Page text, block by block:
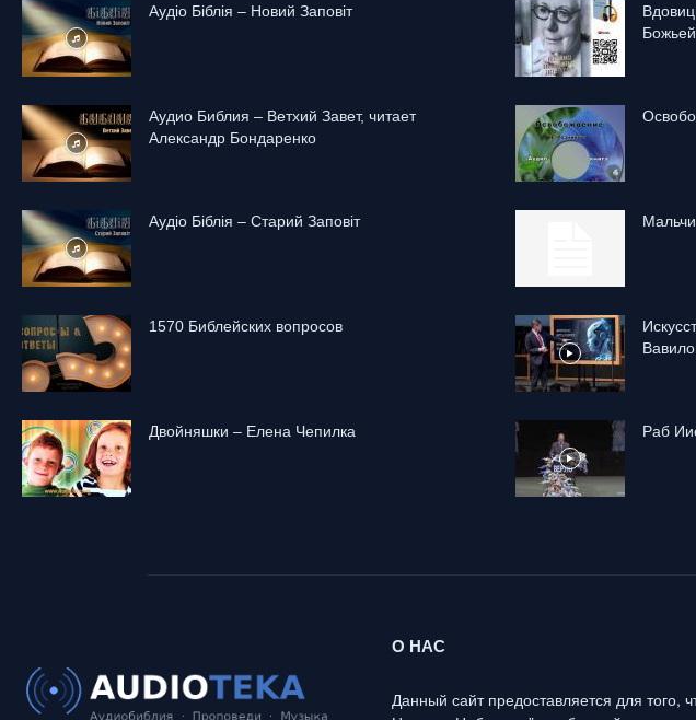
Аудіо Біблія – Новий Заповіт
Аудио Библия – Ветхий Завет, читает
Александр Бондаренко
Аудіо Біблія – Старий Заповіт
1570 Библейских вопросов
Двойняшки – Елена Чепилка
Божьей
Раб
О НАС
Данный сайт предоставляется для